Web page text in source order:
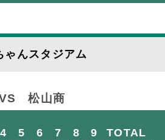
ゃんスタジアム
松山商
4 5 6 7 8 9
TOTAL